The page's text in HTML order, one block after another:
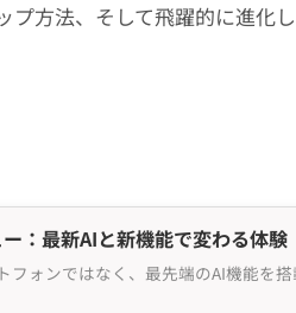
方法、そして飛躍的に進化
：最新AIと新機能で変わる体験
フォンではなく、最先端のAI機能を